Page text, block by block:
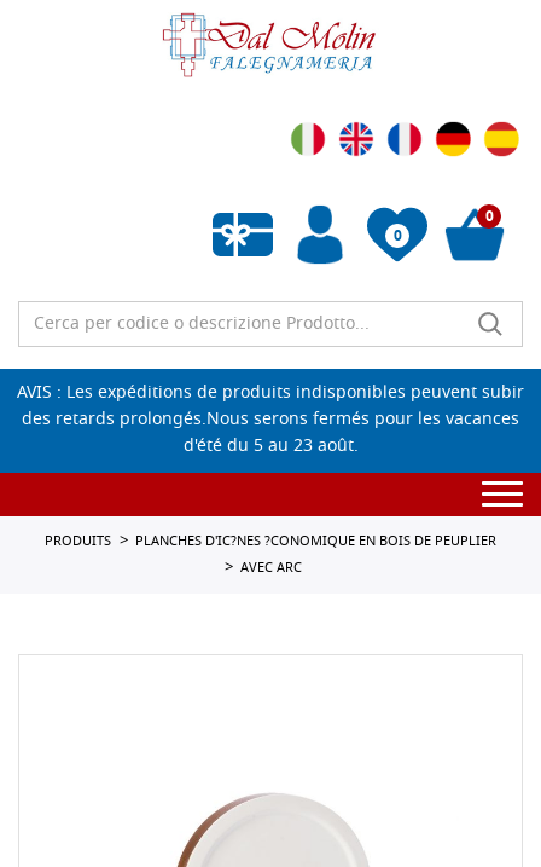
0
Liste de souhaits vide
0
AVIS : Les expéditions de produits indisponibles peuvent subir
des retards prolongés.Nous serons fermés pour les vacances
d'été du 5 au 23 août.
PRODUITS
PLANCHES D'IC?NES ?CONOMIQUE EN BOIS DE PEUPLIER
AVEC ARC